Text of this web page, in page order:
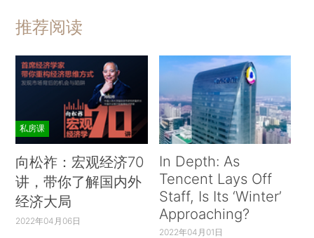
推荐阅读
私房课
向松祚：宏观经济70
讲，带你了解国内外
经济大局
2022年04月06日
In Depth: As
Tencent Lays Off
Staff, Is Its ‘Winter’
Approaching?
2022年04月01日